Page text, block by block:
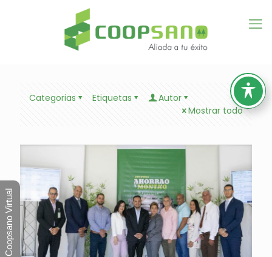
Categorias Etiquetas
Autor
Mostrar todo
Coopsano Virtual